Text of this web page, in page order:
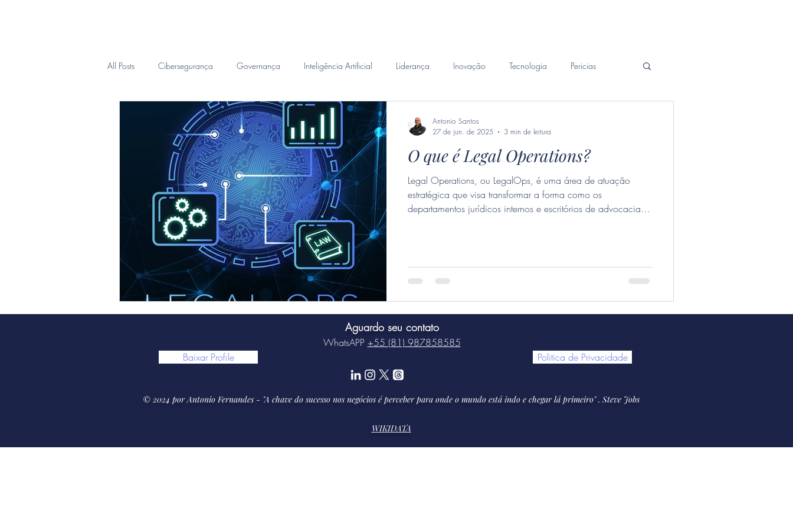
All Posts Cibersegurança Governança Inteligência Artificial Liderança Inovação Tecnologia Pericias
Inteligência Forense
O que é Legal Operations?
Legal Operations, ou LegalOps, é uma área de atuação
estratégica que visa transformar a forma como os
departamentos jurídicos internos e escritórios de advocacia
Antonio Santos
27 de jun. de 2025
3 min de leitura
Baixar Profile
Aguardo seu contato
WhatsAPP +55 (81) 987858585
© 2024 por Antonio Fernandes - "A chave do sucesso nos negócios é perceber para onde o mundo está indo e chegar lá primeiro" . Steve Jobs
WIKIDATA
Politica de Privacidade